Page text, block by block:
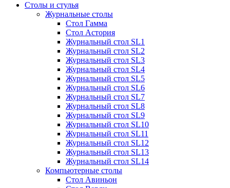
Cтолы и стулья
Журнальные столы
Стол Гамма
Стол Астория
Журнальный стол SL1
Журнальный стол SL2
Журнальный стол SL3
Журнальный стол SL4
Журнальный стол SL5
Журнальный стол SL6
Журнальный стол SL7
Журнальный стол SL8
Журнальный стол SL9
Журнальный стол SL10
Журнальный стол SL11
Журнальный стол SL12
Журнальный стол SL13
Журнальный стол SL14
Компьютерные столы
Стол Авиньон